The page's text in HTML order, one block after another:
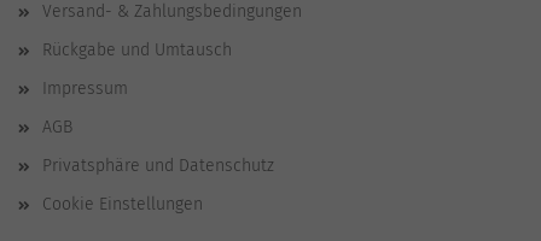
Versand- & Zahlungsbedingungen
Rückgabe und Umtausch
Impressum
AGB
Privatsphäre und Datenschutz
Cookie Einstellungen